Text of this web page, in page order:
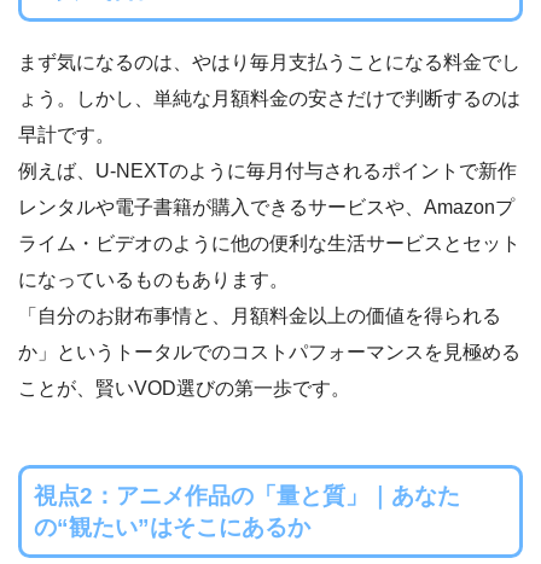
まず気になるのは、やはり毎月支払うことになる料金でし
ょう。しかし、単純な月額料金の安さだけで判断するのは
早計です。
例えば、U-NEXTのように毎月付与されるポイントで新作
レンタルや電子書籍が購入できるサービスや、Amazonプ
ライム・ビデオのように他の便利な生活サービスとセット
になっているものもあります。
「自分のお財布事情と、月額料金以上の価値を得られる
か」というトータルでのコストパフォーマンスを見極める
ことが、賢いVOD選びの第一歩です。
視点2：アニメ作品の「量と質」｜あなた
の“観たい”はそこにあるか